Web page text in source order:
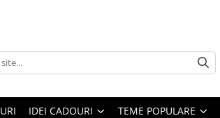
IDEI CADOURI TEME POPULARE